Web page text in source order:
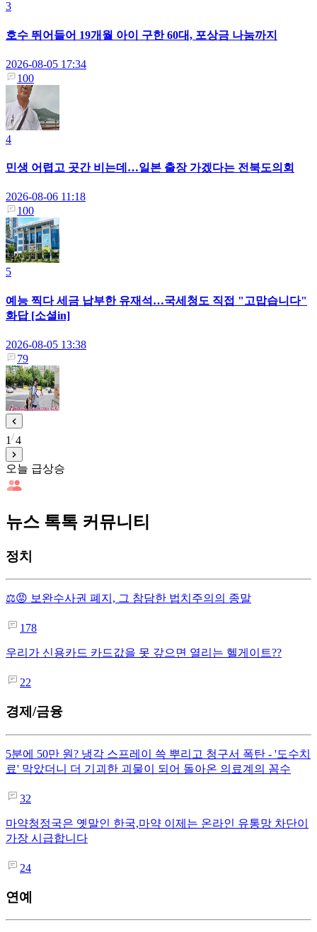
3
호수 뛰어들어 19개월 아이 구한 60대, 포상금 나눔까지
2026-08-05 17:34
100
4
민생 어렵고 곳간 비는데…일본 출장 가겠다는 전북도의회
2026-08-06 11:18
100
5
예능 찍다 세금 납부한 유재석…국세청도 직접 "고맙습니다"
화답 [소셜in]
2026-08-05 13:38
79
1 4
오늘 급상승
뉴스 톡톡 커뮤니티
정치
⚖️😡 보완수사권 폐지, 그 참담한 법치주의의 종말
178
우리가 신용카드 카드값을 못 갚으면 열리는 헬게이트??
22
경제/금융
5분에 50만 원? 냉각 스프레이 쓱 뿌리고 청구서 폭탄 - '도수치
료' 막았더니 더 기괴한 괴물이 되어 돌아온 의료계의 꼼수
32
마약청정국은 옛말인 한국,마약 이제는 온라인 유통망 차단이
가장 시급합니다
24
연예